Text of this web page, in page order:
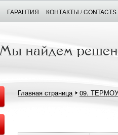
ГАРАНТИЯ КОНТАКТЫ / CONTACTS
Главная страница 09.